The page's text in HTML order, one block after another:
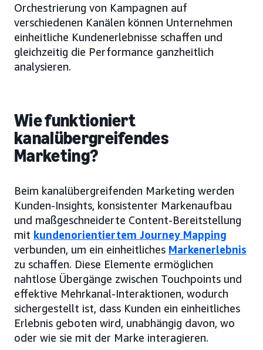
Orchestrierung von Kampagnen auf
verschiedenen Kanälen können Unternehmen
einheitliche Kundenerlebnisse schaffen und
gleichzeitig die Performance ganzheitlich
analysieren.
Wie funktioniert
kanalübergreifendes
Marketing?
Beim kanalübergreifenden Marketing werden
Kunden-Insights, konsistenter Markenaufbau
und maßgeschneiderte Content-Bereitstellung
mit kundenorientiertem Journey Mapping
verbunden, um ein einheitliches Markenerlebnis
zu schaffen. Diese Elemente ermöglichen
nahtlose Übergänge zwischen Touchpoints und
effektive Mehrkanal-Interaktionen, wodurch
sichergestellt ist, dass Kunden ein einheitliches
Erlebnis geboten wird, unabhängig davon, wo
oder wie sie mit der Marke interagieren.